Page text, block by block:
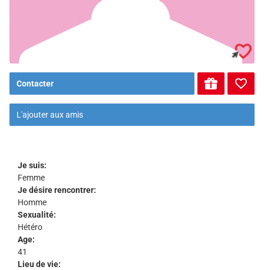
Contacter
L'ajouter aux amis
Je suis:
Femme
Je désire rencontrer:
Homme
Sexualité:
Hétéro
Age:
41
Lieu de vie: